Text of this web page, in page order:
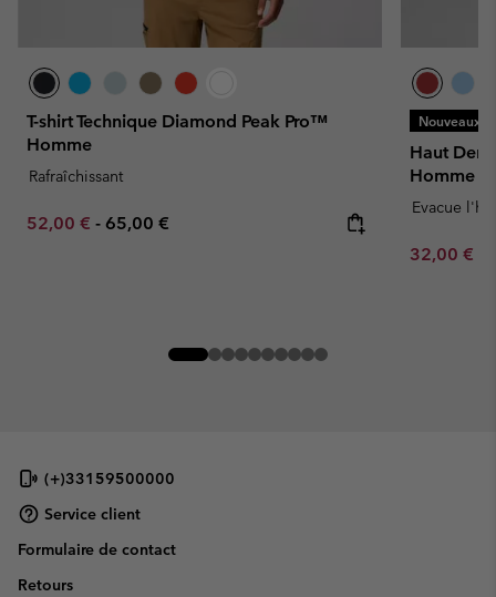
T-shirt Technique Diamond Peak Pro™
Homme
Rafraîchissant
Minimum sale price:
52,00 € - Maximum price:
65,00 €
Nouveaux
Haut
Homme
Evacue
Minimum
32,00 €
(+)33159500000
Service client
Formulaire de contact
Retours